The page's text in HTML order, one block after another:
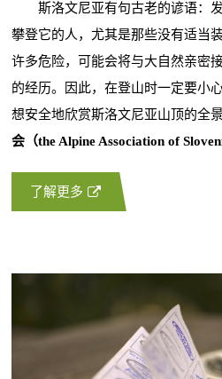
斯洛文尼亚有句古老的谚语：发
攀登它的人，尤其是那些没有适当
许多危险，可能会将与大自然亲密
的经历。因此，在登山时一定要小
想安全地欣赏斯洛文尼亚山顶的全
会（the Alpine Association of
了解更多